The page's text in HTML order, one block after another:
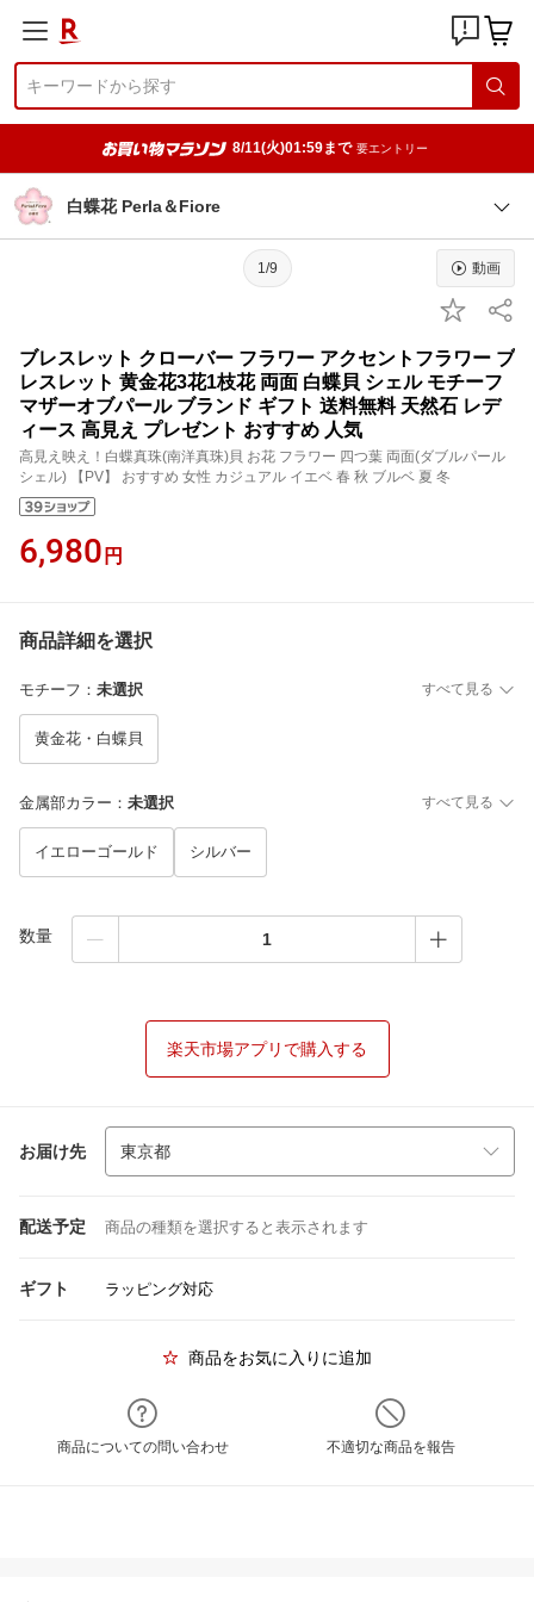
8/11(火)01:59まで 要エントリー
白蝶花 Perla＆Fiore
1/9 動画
ブレスレット クローバー フラワー アクセントフラワー ブ
レスレット 黄金花3花1枝花 両面 白蝶貝 シェル モチーフ
マザーオブパール ブランド ギフト 送料無料 天然石 レデ
ィース 高見え プレゼント おすすめ 人気
高見え映え！白蝶真珠(南洋真珠)貝 お花 フラワー 四つ葉 両面(ダブルパール
シェル) 【PV】 おすすめ 女性 カジュアル イエベ 春 秋 ブルベ 夏 冬
6,980 円
商品詳細を選択
モチーフ ： 未選択 すべて見る
黄金花・白蝶貝
金属部カラー ： 未選択 すべて見る
イエローゴールド シルバー
数量
楽天市場アプリで購入する
お届け先
配送予定 商品の種類を選択すると表示されます
ギフト ラッピング対応
商品をお気に入りに追加
商品についての問い合わせ 不適切な商品を報告